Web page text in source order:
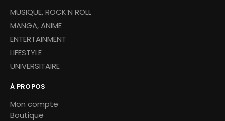
MUSIQUE, ROCK’N ROLL
MANGA, ANIME
ENTERTAINMENT
LIFESTYLE
UNIVERSITAIRE
À PROPOS
Mon compte
Boutique